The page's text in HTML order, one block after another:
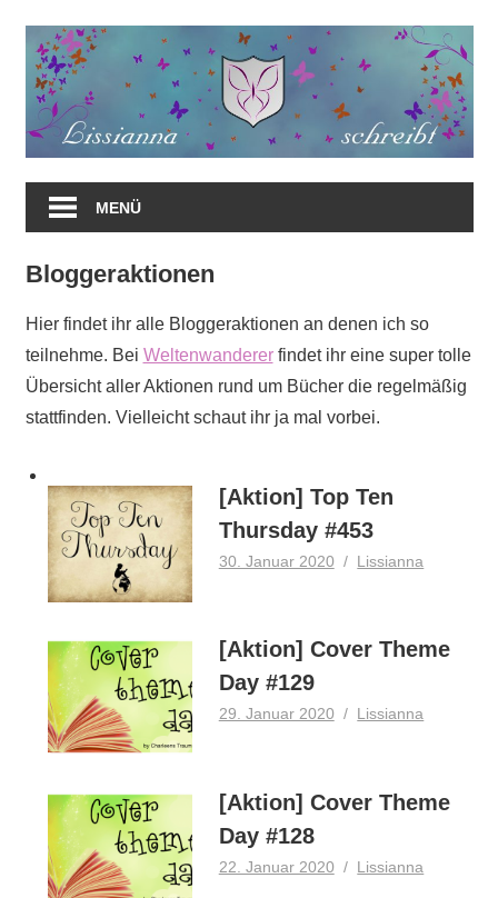
springen
MENÜ
Bloggeraktionen
Hier findet ihr alle Bloggeraktionen an denen ich so
teilnehme. Bei Weltenwandererfindet ihr eine super tolle
Übersicht aller Aktionen rund um Bücher die regelmäßig
stattfinden. Vielleicht schaut ihr ja mal vorbei.
[Aktion] Top Ten
Thursday #453
30. Januar 2020 Lissianna
[Aktion] Cover Theme
Day #129
29. Januar 2020 Lissianna
[Aktion] Cover Theme
Day #128
22. Januar 2020 Lissianna